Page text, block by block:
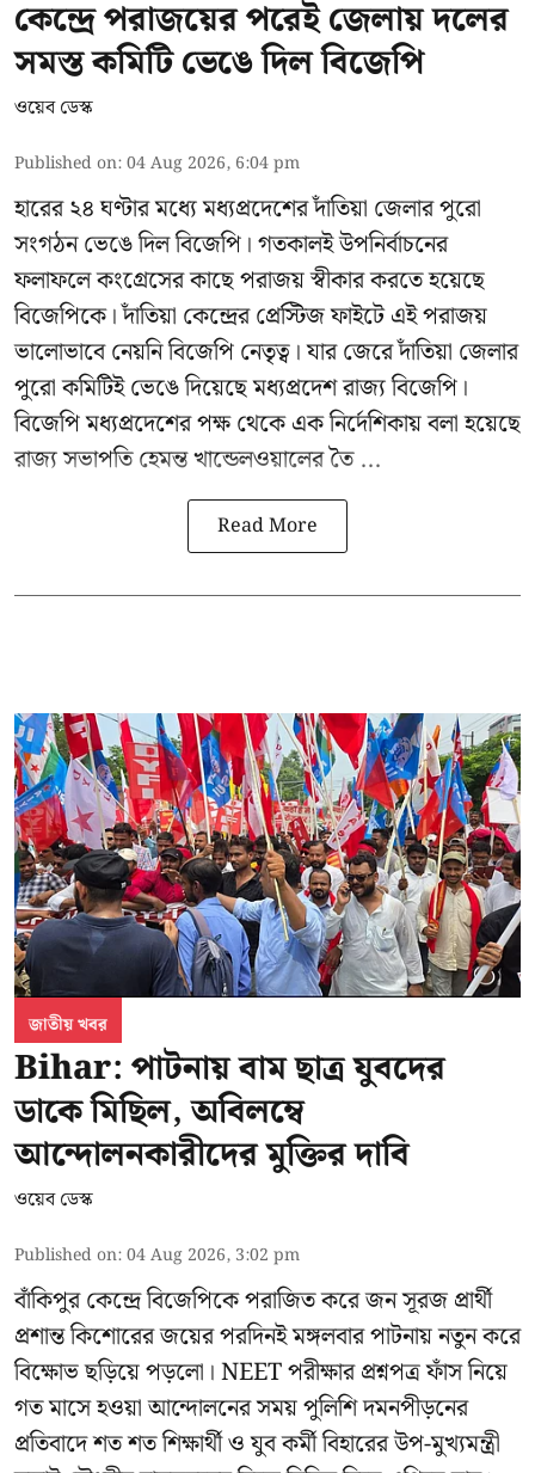
কেন্দ্রে পরাজয়ের পরেই জেলায় দলের
সমস্ত কমিটি ভেঙে দিল বিজেপি
ওয়েব ডেস্ক
Published on:04 Aug 2026, 6:04 pm
হারের ২৪ ঘণ্টার মধ্যে মধ্যপ্রদেশের দাঁতিয়া জেলার পুরো
সংগঠন ভেঙে দিল বিজেপি। গতকালই উপনির্বাচনের
ফলাফলে কংগ্রেসের কাছে পরাজয় স্বীকার করতে হয়েছে
বিজেপিকে। দাঁতিয়া কেন্দ্রের প্রেস্টিজ ফাইটে এই পরাজয়
ভালোভাবে নেয়নি বিজেপি নেতৃত্ব। যার জেরে দাঁতিয়া জেলার
পুরো কমিটিই ভেঙে দিয়েছে মধ্যপ্রদেশ রাজ্য বিজেপি।
বিজেপি মধ্যপ্রদেশের পক্ষ থেকে এক নির্দেশিকায় বলা হয়েছে
রাজ্য সভাপতি হেমন্ত খান্ডেলওয়ালের তৈ ...
Read More
জাতীয় খবর
Bihar: পাটনায় বাম ছাত্র যুবদের
ডাকে মিছিল, অবিলম্বে
আন্দোলনকারীদের মুক্তির দাবি
ওয়েব ডেস্ক
Published on:04 Aug 2026, 3:02 pm
বাঁকিপুর কেন্দ্রে বিজেপিকে পরাজিত করে জন সূরজ প্রার্থী
প্রশান্ত কিশোরের জয়ের পরদিনই মঙ্গলবার পাটনায় নতুন করে
বিক্ষোভ ছড়িয়ে পড়লো। NEET পরীক্ষার প্রশ্নপত্র ফাঁস নিয়ে
গত মাসে হওয়া আন্দোলনের সময় পুলিশি দমনপীড়নের
প্রতিবাদে শত শত শিক্ষার্থী ও যুব কর্মী বিহারের উপ-মুখ্যমন্ত্রী